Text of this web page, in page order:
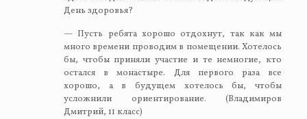
День здоровья?
— Пусть ребята хорошо отдохнут, так как мы
много времени проводим в помещении. Хотелось
бы, чтобы приняли участие и те немногие, кто
остался в монастыре. Для первого раза все
хорошо, а в будущем хотелось бы, чтобы
усложнили ориентирование. (Владимиров
Дмитрий, 11 класс)